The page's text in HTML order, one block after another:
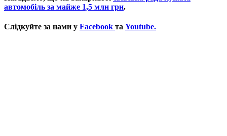
автомобіль за майже 1,5 млн грн.
Слідкуйте за нами у Facebook та Youtube.